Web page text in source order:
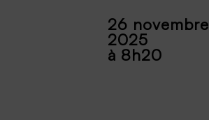
26 novembre
2025
à 8h20